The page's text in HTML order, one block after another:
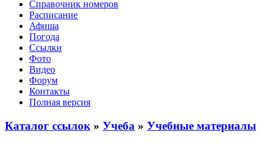
Справочник номеров
Расписание
Афиша
Погода
Ссылки
Фото
Видео
Форум
Контакты
Полная версия
Каталог ссылок » Учеба » Учебные материалы